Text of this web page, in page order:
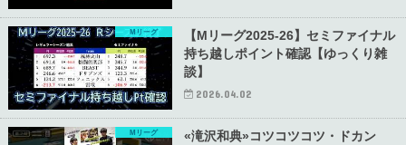
Mリーグ
【Mリーグ2025-26】セミファイナル
持ち越しポイント確認【ゆっくり雑
談】
2026.04.02
Mリーグ
«滝沢和典»コツコツコツ・ドカン